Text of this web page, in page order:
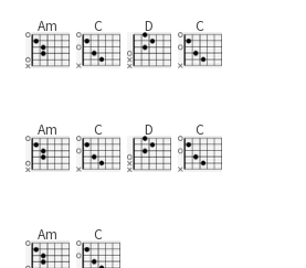
Am C D C
Am C D C
Am C